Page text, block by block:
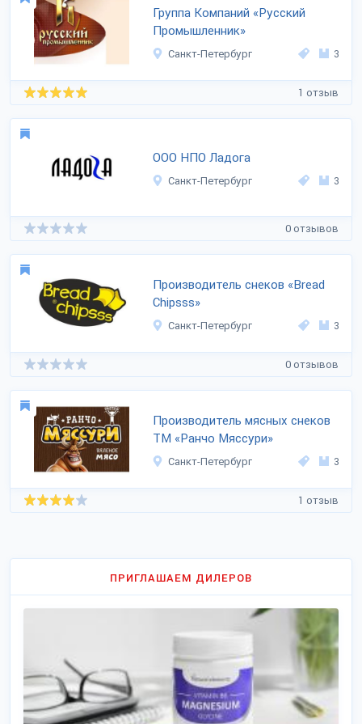
Группа Компаний «Русский
Промышленник»
Санкт-Петербург 3
1 отзыв
ООО НПО Ладога
Санкт-Петербург 3
0 отзывов
Производитель снеков «Bread
Chipsss»
Санкт-Петербург 3
0 отзывов
Производитель мясных снеков
ТМ «Ранчо Мяссури»
Санкт-Петербург 3
1 отзыв
ПРИГЛАШАЕМ ДИЛЕРОВ